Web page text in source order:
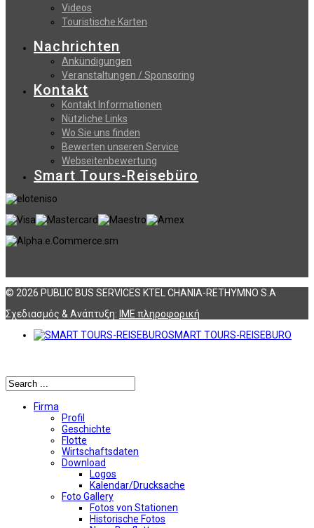
Videos
Touristische Karten
Nachrichten
Ankündigungen
Veranstaltungen / Sponsoring
Kontakt
Kontakt Informationen
Nützliche Links
Wo Sie uns finden
Bewerten unseren Service
Webseitenbewertung
Smart Tours-Reisebüro
© 2026 PUBLIC BUS SERVICES KTEL CHANIA-RETHYMNO S.A
Σχεδιασμός & Ανάπτυξη: ΙΜΕ πληροφορική
SMART TOURS-REISEBURO
Firma
Profil
Geschichte
Flotte
Wirtschaftsdaten
Download
Logos
Kalendar/Drucksache
Foto Gallery
Fotos von Stationen
Historische Fotos